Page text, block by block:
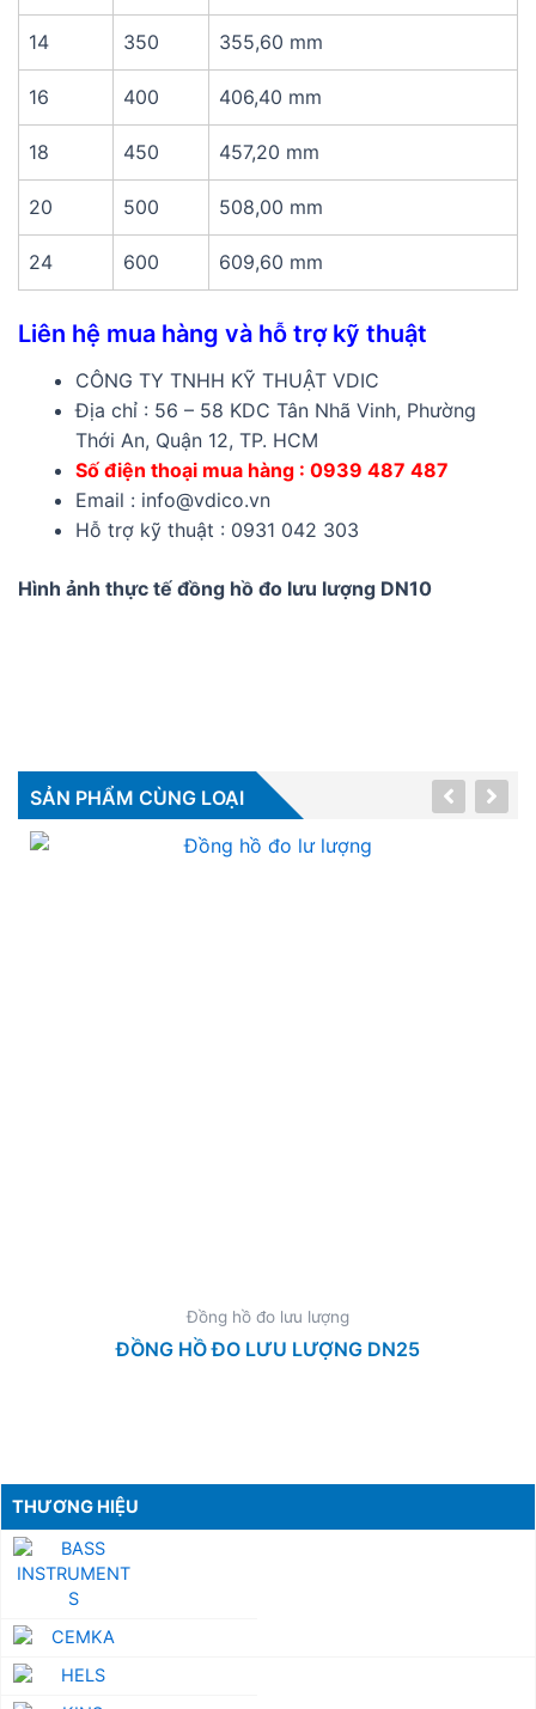
THƯƠNG HIỆU
14 350 355,60 mm
16 400 406,40 mm
18 450 457,20 mm
20 500 508,00 mm
24 600 609,60 mm
Liên hệ mua hàng và hỗ trợ kỹ thuật
CÔNG TY TNHH KỸ THUẬT VDIC
Địa chỉ : 56 – 58 KDC Tân Nhã Vinh, Phường
Thới An, Quận 12, TP. HCM
Số điện thoại mua hàng : 0939 487 487
Email : info@vdico.vn
Hỗ trợ kỹ thuật : 0931 042 303
Hình ảnh thực tế đồng hồ đo lưu lượng DN10
SẢN PHẨM CÙNG LOẠI
Đồng hồ đo lưu lượng
ĐỒNG HỒ ĐO LƯU LƯỢNG DN25